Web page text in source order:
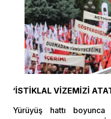
‘İSTİKLAL VİZEMİZİ
Yürüyüş hattı